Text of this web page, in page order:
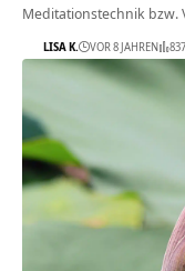
Meditationstechnik
LISA K. VOR 8 JAHREN